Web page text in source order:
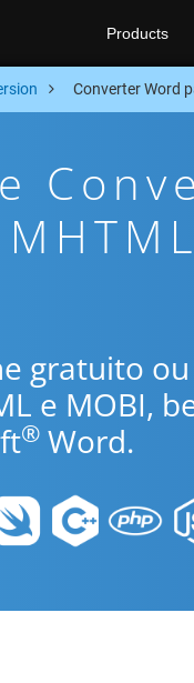
Products
Converter Word
gratuito ou
e MOBI,
® Word.